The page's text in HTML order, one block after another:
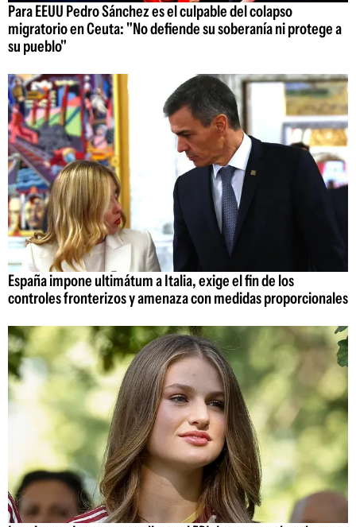
Para EEUU Pedro Sánchez es el culpable del colapso
migratorio en Ceuta: "No defiende su soberanía ni protege a
su pueblo"
España impone ultimátum a Italia, exige el fin de los
controles fronterizos y amenaza con medidas proporcionales